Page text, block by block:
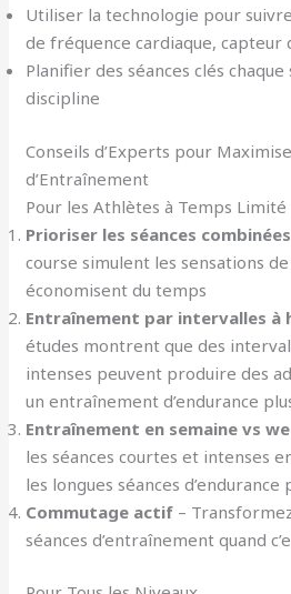
Utiliser la technologie pour
de fréquence cardiaque, capteur
Planifier des séances clés
discipline
Conseils d’Experts pour
d’Entraînement
Pour les Athlètes à Temps Limité
Prioriser les séances combinées
course simulent les sensations
économisent du temps
Entraînement par intervalles à
études montrent que des
intenses peuvent produire des
un entraînement d’endurance
Entraînement en semaine vs
les séances courtes et intenses
les longues séances
Commutage actif –
séances d’entraînement quand